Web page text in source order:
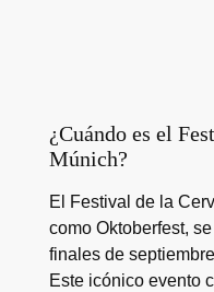
¿Cuándo es el
Múnich?
El Festival de la
como Oktoberfest,
finales de
Este icónico evento